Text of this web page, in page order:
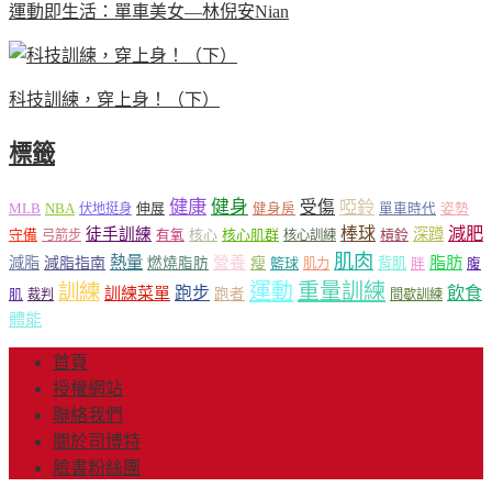
運動即生活：單車美女—林倪安Nian
科技訓練，穿上身！（下）
標籤
MLB NBA 伏地挺身 伸展 健康 健身 健身房 受傷 啞鈴 單車時代 姿勢
守備 弓箭步 徒手訓練 有氧 核心 核心肌群 核心訓練 棒球 槓鈴 深蹲 減肥
減脂 減脂指南 熱量 燃燒脂肪 營養 瘦 籃球 肌力 肌肉 背肌 胖 脂肪 腹
肌 裁判 訓練 訓練菜單 跑步 跑者 運動 重量訓練 間歇訓練 飲食
體能
首頁
授權網站
聯絡我們
關於司博特
臉書粉絲團